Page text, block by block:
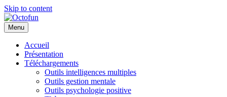
Skip to content
Menu
Accueil
Présentation
Téléchargements
Outils intelligences multiples
Outils gestion mentale
Outils psychologie positive